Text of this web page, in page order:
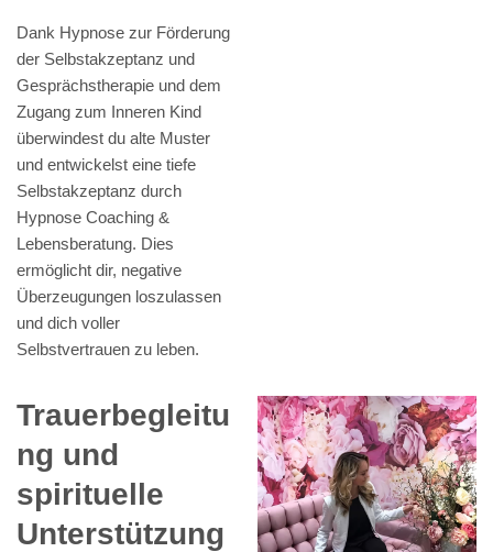
Dank Hypnose zur Förderung
der Selbstakzeptanz und
Gesprächstherapie und dem
Zugang zum Inneren Kind
überwindest du alte Muster
und entwickelst eine tiefe
Selbstakzeptanz durch
Hypnose Coaching &
Lebensberatung. Dies
ermöglicht dir, negative
Überzeugungen loszulassen
und dich voller
Selbstvertrauen zu leben.
Trauerbegleitu
ng und
spirituelle
Unterstützung